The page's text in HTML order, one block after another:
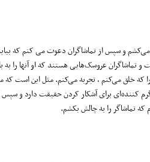
و سپس از تماشاگران دعوت می کنم که
عروسک‌هایی هستند که او آنها را
که خلق می‌کنم ، تجربه می‌کنم. مثل این است
کننده‌ای برای آشکار کردن حقیقت دارد و
تماشاگر را به چالش بکشم.